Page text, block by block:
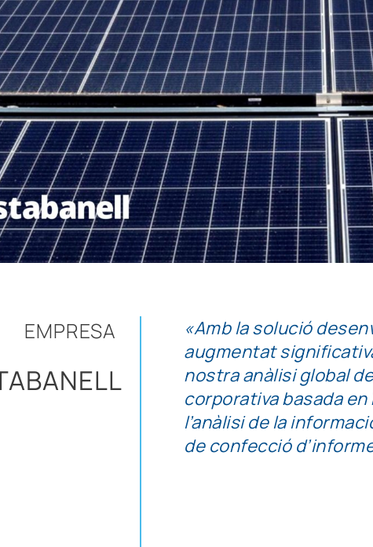
EMPRESA
«Amb la solució
augmentat
nostra anàlisi global
corporativa basada
l’anàlisi de la
de confecció